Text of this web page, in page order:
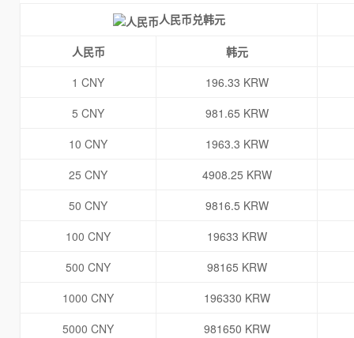
人民币兑韩元
人民币
韩元
1 CNY
196.33 KRW
5 CNY
981.65 KRW
10 CNY
1963.3 KRW
25 CNY
4908.25 KRW
50 CNY
9816.5 KRW
100 CNY
19633 KRW
500 CNY
98165 KRW
1000 CNY
196330 KRW
5000 CNY
981650 KRW